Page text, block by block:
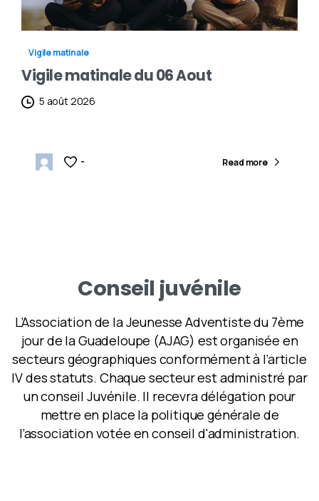
Vigile matinale
Vigile matinale du 06 Aout
5 août 2026
- Read more
Conseil juvénile
L’Association de la Jeunesse Adventiste du 7ème
jour de la Guadeloupe (AJAG) est organisée en
secteurs géographiques conformément à l’article
IV des statuts. Chaque secteur est administré par
un conseil Juvénile. Il recevra délégation pour
mettre en place la politique générale de
l’association votée en conseil d'administration.